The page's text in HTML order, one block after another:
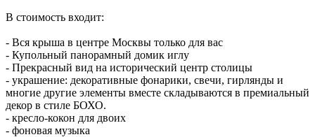
В стоимость входит:
- Вся крыша в центре Москвы только для вас
- Купольный панорамный домик иглу
- Прекрасный вид на исторический центр столицы
- украшение: декоративные фонарики, свечи, гирлянды и
многие другие элементы вместе складываются в премиальный
декор в стиле БОХО.
- кресло-кокон для двоих
- фоновая музыка